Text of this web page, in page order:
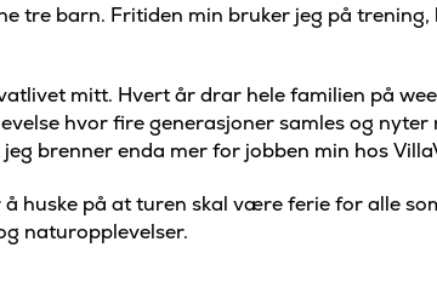
tre barn. Fritiden min bruker jeg på
mitt. Hvert år drar hele familien på
hvor fire generasjoner samles og
brenner enda mer for jobben min hos
huske på at turen skal være ferie for alle
naturopplevelser.